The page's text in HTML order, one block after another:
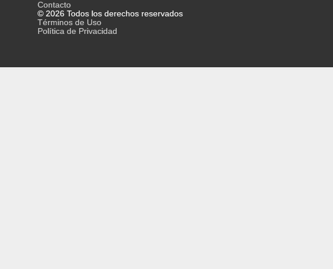
Contacto
© 2026 Todos los derechos reservados
Términos de Uso
Política de Privacidad